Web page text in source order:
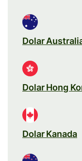
Dolar
Dolar Hong
Dolar Kanada